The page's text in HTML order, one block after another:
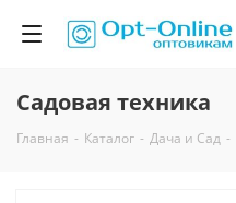
Садовая техника
Главная - Каталог - Дача и Сад -